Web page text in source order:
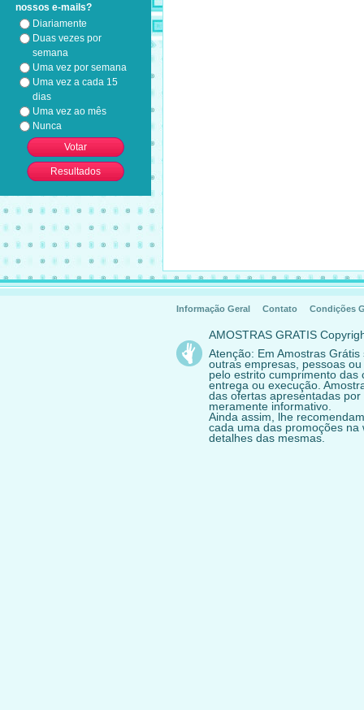
nossos e-mails?
Diariamente
Duas vezes por
semana
Uma vez por semana
Uma vez a cada 15
dias
Uma vez ao mês
Nunca
Informação Geral Contato Condições
AMOSTRAS GRATIS
Atenção: Em Amostras
outras empresas, pessoas
pelo estrito cumprimento
entrega ou execução.
das ofertas apresentadas
meramente informativo.
Ainda assim, lhe
cada uma das promoções
detalhes das mesmas.